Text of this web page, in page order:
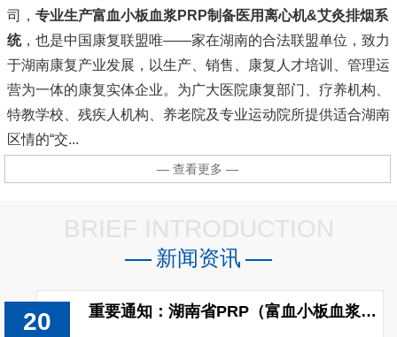
司， 专业生产富血小板血浆PRP制备医用离心机&艾灸排烟系
统，也是中国康复联盟唯――家在湖南的合法联盟单位，致力
于湖南康复产业发展，以生产、销售、康复人才培训、管理运
营为一体的康复实体企业。为广大医院康复部门、疗养机构、
特教学校、残疾人机构、养老院及专业运动院所提供适合湖南
区情的“交...
— 查看更多 —
BRIEF INTRODUCTION
新闻资讯
20 重要通知：湖南省PRP（富血小板血浆）制备收费标准已调整!